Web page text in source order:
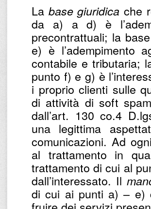
La base giuridica che
da a) a d) è
precontrattuali; la
e) è l’adempimento
contabile e tributaria;
punto f) e g) è
i proprio clienti sulle
di attività di soft
dall’art. 130 co.4
una legittima
comunicazioni. Ad
al trattamento in
trattamento di cui al
dall’interessato. Il
di cui ai punti a) – e)